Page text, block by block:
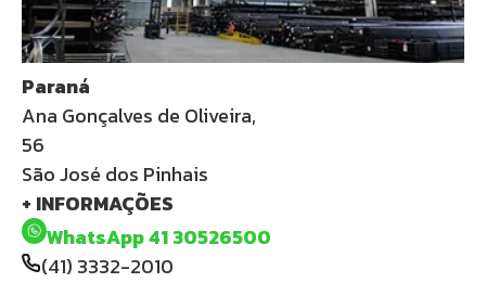
Paraná
Ana Gonçalves de Oliveira,
56
São José dos Pinhais
+ INFORMAÇÕES
WhatsApp 41 30526500
(41) 3332-2010